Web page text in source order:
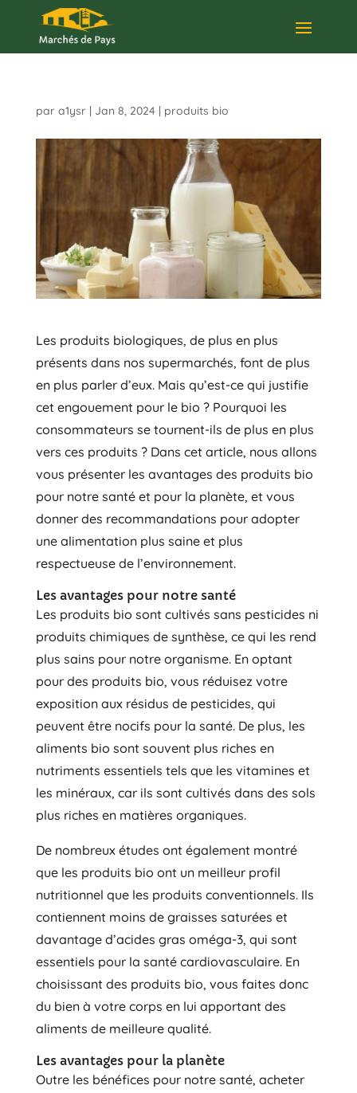
par a1ysr| Jan 8, 2024| produits bio
Les produits biologiques, de plus en plus
présents dans nos supermarchés, font de plus
en plus parler d’eux. Mais qu’est-ce qui justifie
cet engouement pour le bio ? Pourquoi les
consommateurs se tournent-ils de plus en plus
vers ces produits ? Dans cet article, nous allons
vous présenter les avantages des produits bio
pour notre santé et pour la planète, et vous
donner des recommandations pour adopter
une alimentation plus saine et plus
respectueuse de l’environnement.
Les avantages pour notre santé
Les produits bio sont cultivés sans pesticides ni
produits chimiques de synthèse, ce qui les rend
plus sains pour notre organisme. En optant
pour des produits bio, vous réduisez votre
exposition aux résidus de pesticides, qui
peuvent être nocifs pour la santé. De plus, les
aliments bio sont souvent plus riches en
nutriments essentiels tels que les vitamines et
les minéraux, car ils sont cultivés dans des sols
plus riches en matières organiques.
De nombreux études ont également montré
que les produits bio ont un meilleur profil
nutritionnel que les produits conventionnels. Ils
contiennent moins de graisses saturées et
davantage d’acides gras oméga-3, qui sont
essentiels pour la santé cardiovasculaire. En
choisissant des produits bio, vous faites donc
du bien à votre corps en lui apportant des
aliments de meilleure qualité.
Les avantages pour la planète
Outre les bénéfices pour notre santé, acheter